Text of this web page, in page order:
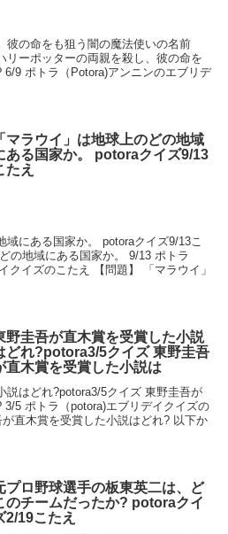
彼の命をも狙う闇の魔法使いの名前
ーポッターの両親を殺し、彼の命を
6/9 ポトラ（Potora)アンニンのエブリデ
「マラウイ」は地球上のどの地域
ある国家か。 potoraクイズ9/13
たえ
域にある国家か。 potoraクイズ9/13こ
の地域にある国家か。 9/13 ポトラ
クイズのこたえ 【問題】 「マラウイ」
野圭吾が直木賞を受賞した小説
どれ?potora3/5クイズ 東野圭吾
直木賞を受賞した小説は
説はどれ?potora3/5クイズ 東野圭吾が
5 ポトラ（potora)エブリデイクイズの
直木賞を受賞した小説はどれ? 以下か
プロ野球選手の板東英二は、ど
のチームだったか? potoraクイ
2/19こたえ